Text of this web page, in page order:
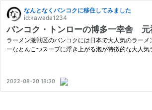
なんとなくバンコクに移住してみました
id:kawada1234
バンコク・トンローの博多一幸舎
ラーメン激戦区のバンコクには日本で大人気のラー
ーなとんこつスープに浮き上がる泡が特徴的な大人
2022-08-20 18:30